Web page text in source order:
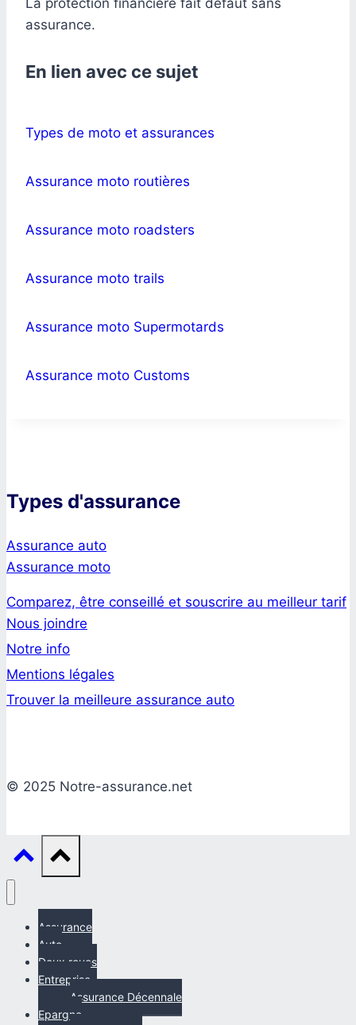
La protection financière fait défaut sans
assurance.
En lien avec ce sujet
Types de moto et assurances
Assurance moto routières
Assurance moto roadsters
Assurance moto trails
Assurance moto Supermotards
Assurance moto Customs
Types d'assurance
Assurance auto
Assurance moto
Comparez, être conseillé et souscrire au meilleur tarif
Nous joindre
Notre info
Mentions légales
Trouver la meilleure assurance auto
© 2025 Notre-assurance.net
Assurance
Auto
Deux roues
Entreprise
Assurance Décennale
Epargne